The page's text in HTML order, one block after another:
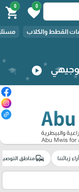
0
favorite
0
shopping_cart
القطط والكلاب
play_circle
آراء زبائننا commuteمناطق